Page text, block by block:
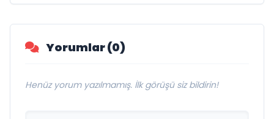
Yorumlar (0)
Henüz yorum yazılmamış. İlk görüşü siz bildirin!